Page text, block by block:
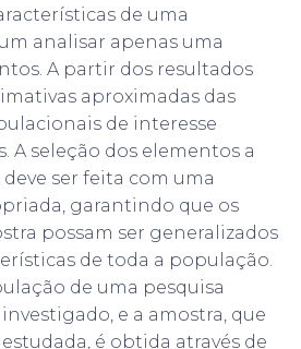
de uma
analisar apenas uma
A partir dos resultados
aproximadas das
de interesse
A seleção dos elementos a
ser feita com uma
garantindo que os
possam ser generalizados
de toda a população.
de uma pesquisa
e a amostra, que
é obtida através de